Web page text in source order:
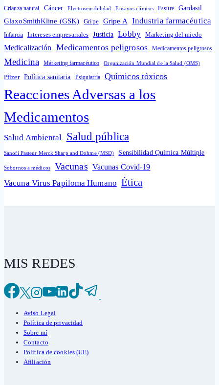
Crianza natural Cáncer Electrosensibilidad Ensayos clínicos Essure Gardasil
GlaxoSmithKline (GSK) Gripe Gripe A Industria farmacéutica
Infancia Intereses empresariales Justicia Lobby Marketing del miedo
Medicalización Medicamentos peligrosos Medicamentos peligrosos
Medicina Márketing farmacéutico Organización Mundial de la Salud (OMS)
Pfizer Política sanitaria Psiquiatría Químicos tóxicos
Reacciones Adversas a los
Medicamentos
Salud Ambiental Salud pública
Sanofi Pasteur Merck Sharp and Dohme (MSD) Sensibilidad Química Múltiple
Sobornos a médicos Vacunas Vacunas Covid-19
Vacuna Virus Papiloma Humano Ética
MIS REDES
Aviso Legal
Política de privacidad
Sobre mí
Contacto
Política de cookies (UE)
Afiliación